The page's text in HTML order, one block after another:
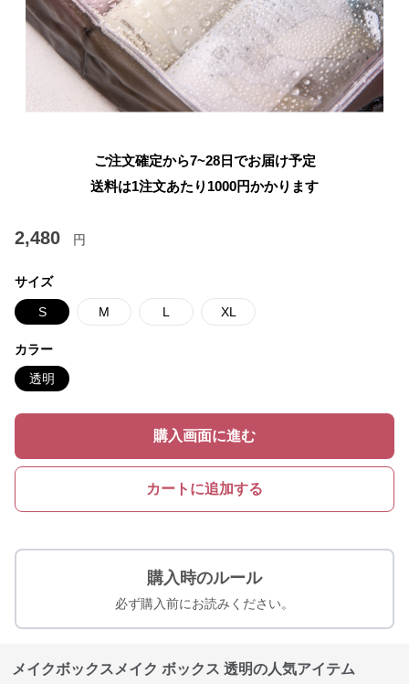
ご注文確定から7~28日でお届け予定
送料は1注文あたり 1000円かかります
2,480 円
サイズ
S M L XL
カラー
透明
購入画面に進む
カートに追加する
購入時のルール
必ず購入前にお読みください。
メイクボックスメイク ボックス 透明の人気アイテム